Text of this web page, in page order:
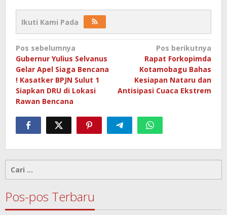
Ikuti Kami Pada
Navigasi
pos
Pos sebelumnya
Gubernur Yulius Selvanus
Gelar Apel Siaga Bencana
! Kasatker BPJN Sulut 1
Siapkan DRU di Lokasi
Rawan Bencana
Pos berikutnya
Rapat Forkopimda
Kotamobagu Bahas
Kesiapan Nataru dan
Antisipasi Cuaca Ekstrem
untuk:
Pos-pos Terbaru